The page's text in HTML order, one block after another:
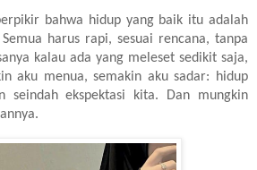
bahwa hidup yang baik itu adalah
harus rapi, sesuai rencana, tanpa
kalau ada yang meleset sedikit saja,
aku menua, semakin aku sadar: hidup
seindah ekspektasi kita. Dan mungkin